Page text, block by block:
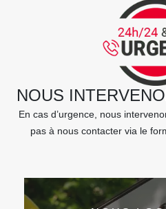
NOUS
En cas d’urgence, nous
pas à nous contacter via le